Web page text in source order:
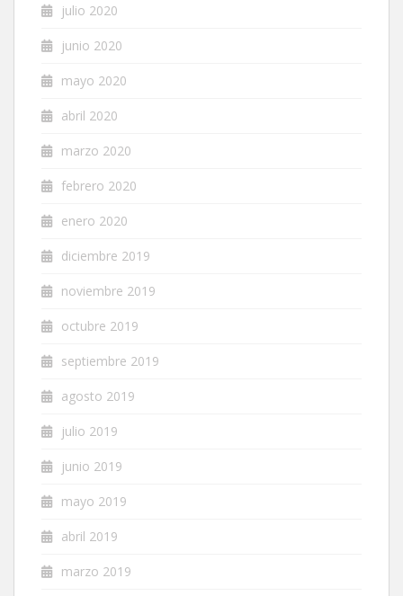
julio 2020
junio 2020
mayo 2020
abril 2020
marzo 2020
febrero 2020
enero 2020
diciembre 2019
noviembre 2019
octubre 2019
septiembre 2019
agosto 2019
julio 2019
junio 2019
mayo 2019
abril 2019
marzo 2019